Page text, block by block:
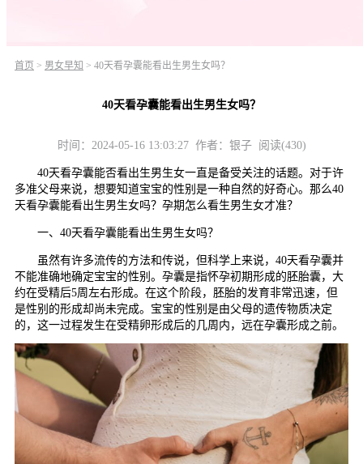
首页 > 男女早知 > 40天看孕囊能看出生男生女吗？
40天看孕囊能看出生男生女吗？
时间：2024-05-16 13:03:27 作者：银子 阅读(430)
40天看孕囊能否看出生男生女一直是备受关注的话题。对于许
多准父母来说，想要知道宝宝的性别是一种自然的好奇心。那么40
天看孕囊能看出生男生女吗？孕期怎么看生男生女才准？
一、40天看孕囊能看出生男生女吗？
虽然有许多流传的方法和传说，但科学上来说，40天看孕囊并
不能准确地确定宝宝的性别。孕囊是指怀孕初期形成的胚胎囊，大
约在受精后5周左右形成。在这个阶段，胚胎的发育非常迅速，但
是性别的形成却尚未完成。宝宝的性别是由父母的遗传物质决定
的，这一过程发生在受精卵形成后的几周内，远在孕囊形成之前。